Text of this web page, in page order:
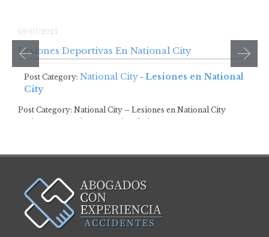
09/07/2025
Lesiones Deportivas En National City
Post Category: National City - Lesiones en National
City
Post Category: National City – Lesiones en National City